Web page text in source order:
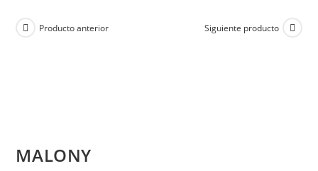
Producto anterior Siguiente producto
MALONY